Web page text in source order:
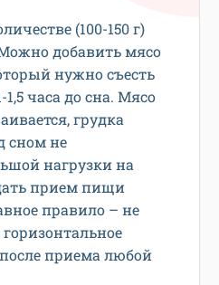
(100-150 г)
добавить мясо
нужно съесть
часа до сна. Мясо
грудка
сном не
нагрузки на
прием пищи
правило – не
приема любой